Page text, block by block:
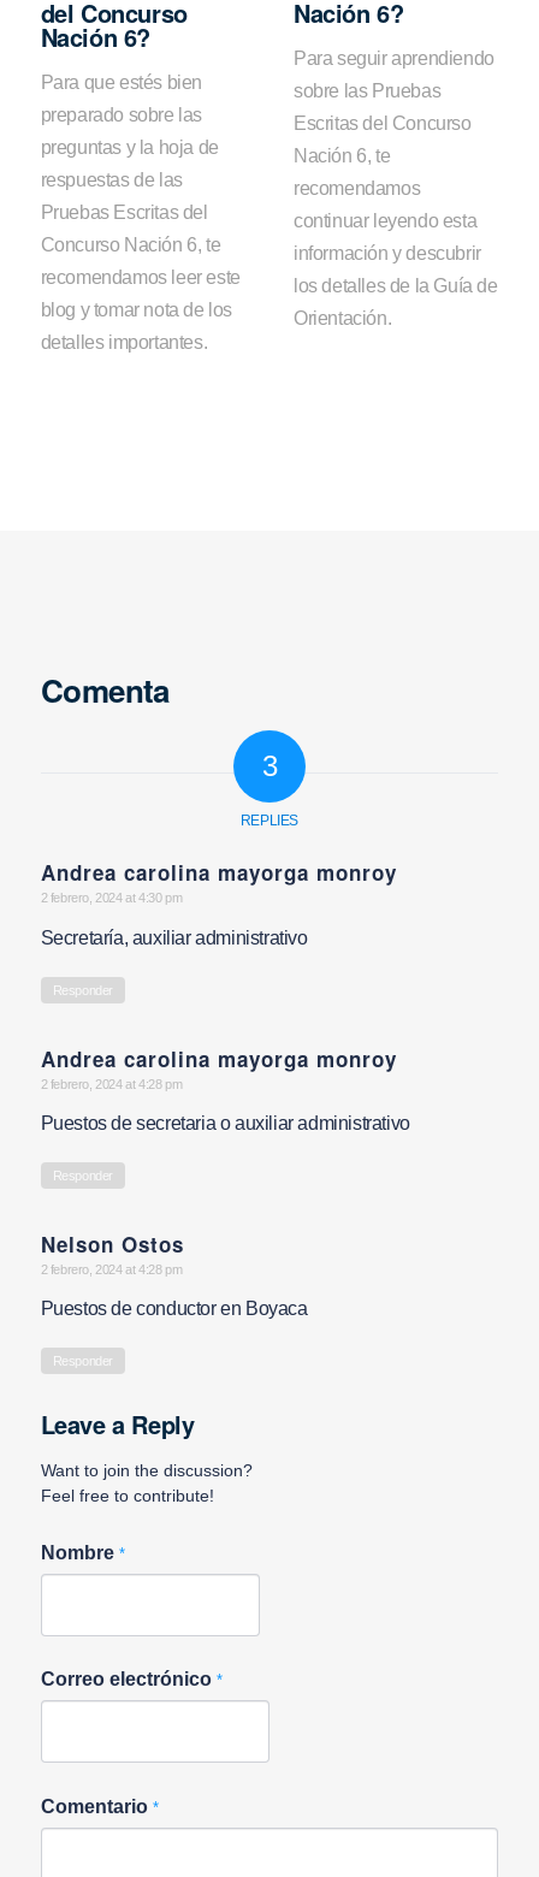
del Concurso
Nación 6?
Para que estés bien
preparado sobre las
preguntas y la hoja de
respuestas de las
Pruebas Escritas del
Concurso Nación 6, te
recomendamos leer este
blog y tomar nota de los
detalles importantes.
Nación 6?
Para seguir aprendiendo
sobre las Pruebas
Escritas del Concurso
Nación 6, te
recomendamos
continuar leyendo esta
información y descubrir
los detalles de la Guía de
Orientación.
Comenta
3
REPLIES
Andrea carolina mayorga monroy
says:
2 febrero, 2024 at 4:30 pm
Secretaría, auxiliar administrativo
Responder
Andrea carolina mayorga monroy
says:
2 febrero, 2024 at 4:28 pm
Puestos de secretaria o auxiliar administrativo
Responder
Nelson Ostos
says:
2 febrero, 2024 at 4:28 pm
Puestos de conductor en Boyaca
Responder
Leave a Reply
Want to join the discussion?
Feel free to contribute!
Nombre *
Correo electrónico *
Comentario *